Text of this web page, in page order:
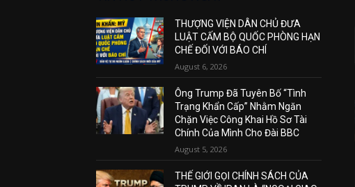
THƯỢNG VIỆN DÂN CHỦ ĐƯA
LUẬT CẤM BỘ QUỐC PHÒNG HẠN
CHẾ ĐỐI VỚI BÁO CHÍ
August 6, 2026
Ông Trump Đã Tuyên Bố “Tình
Trạng Khẩn Cấp” Nhằm Ngăn
Chặn Việc Công Khai Hồ Sơ Tài
Chính Của Mình Cho Đài BBC
August 5, 2026
THẾ GIỚI GỌI CHÍNH SÁCH CỦA